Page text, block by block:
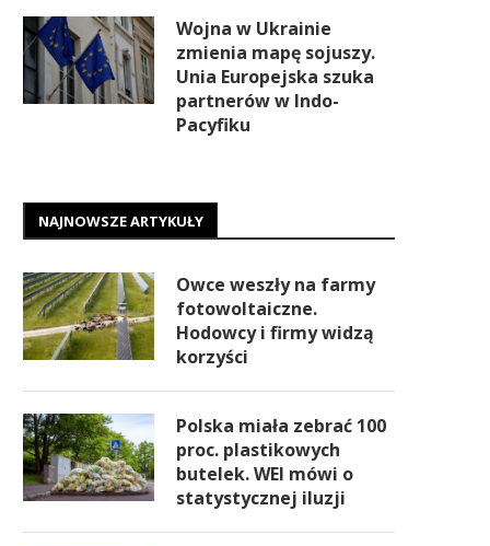
Wojna w Ukrainie
zmienia mapę sojuszy.
Unia Europejska szuka
partnerów w Indo-
Pacyfiku
NAJNOWSZE ARTYKUŁY
Owce weszły na farmy
fotowoltaiczne.
Hodowcy i firmy widzą
korzyści
Polska miała zebrać 100
proc. plastikowych
butelek. WEI mówi o
statystycznej iluzji